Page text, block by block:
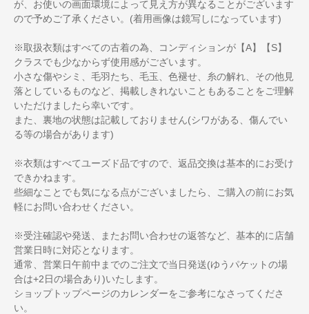
が、お使いの画面環境によって見え方が異なることがございます
ので予めご了承ください。(着用画像は鏡写しになっています)
※取扱衣類はすべての古着の為、コンディションが【A】【S】
クラスでも少なからず使用感がございます。
小さな傷やシミ、毛羽たち、毛玉、色褪せ、糸の解れ、その他見
落としているものなど、掲載しきれないこともあることをご理解
いただけましたら幸いです。
また、裏地の状態は記載しておりません(シワがある、傷んでい
る等の場合があります)
※衣類はすべてユーズド品ですので、返品交換は基本的にお受け
できかねます。
些細なことでも気になる点がございましたら、ご購入の前にお気
軽にお問い合わせください。
※受注確認や発送、またお問い合わせの返答など、基本的に店舗
営業日時に対応となります。
通常、営業日午前中までのご注文で当日発送(ゆうパケットの場
合は+2日の場合あり)いたします。
ショップトップページのカレンダーをご参考になさってくださ
い。